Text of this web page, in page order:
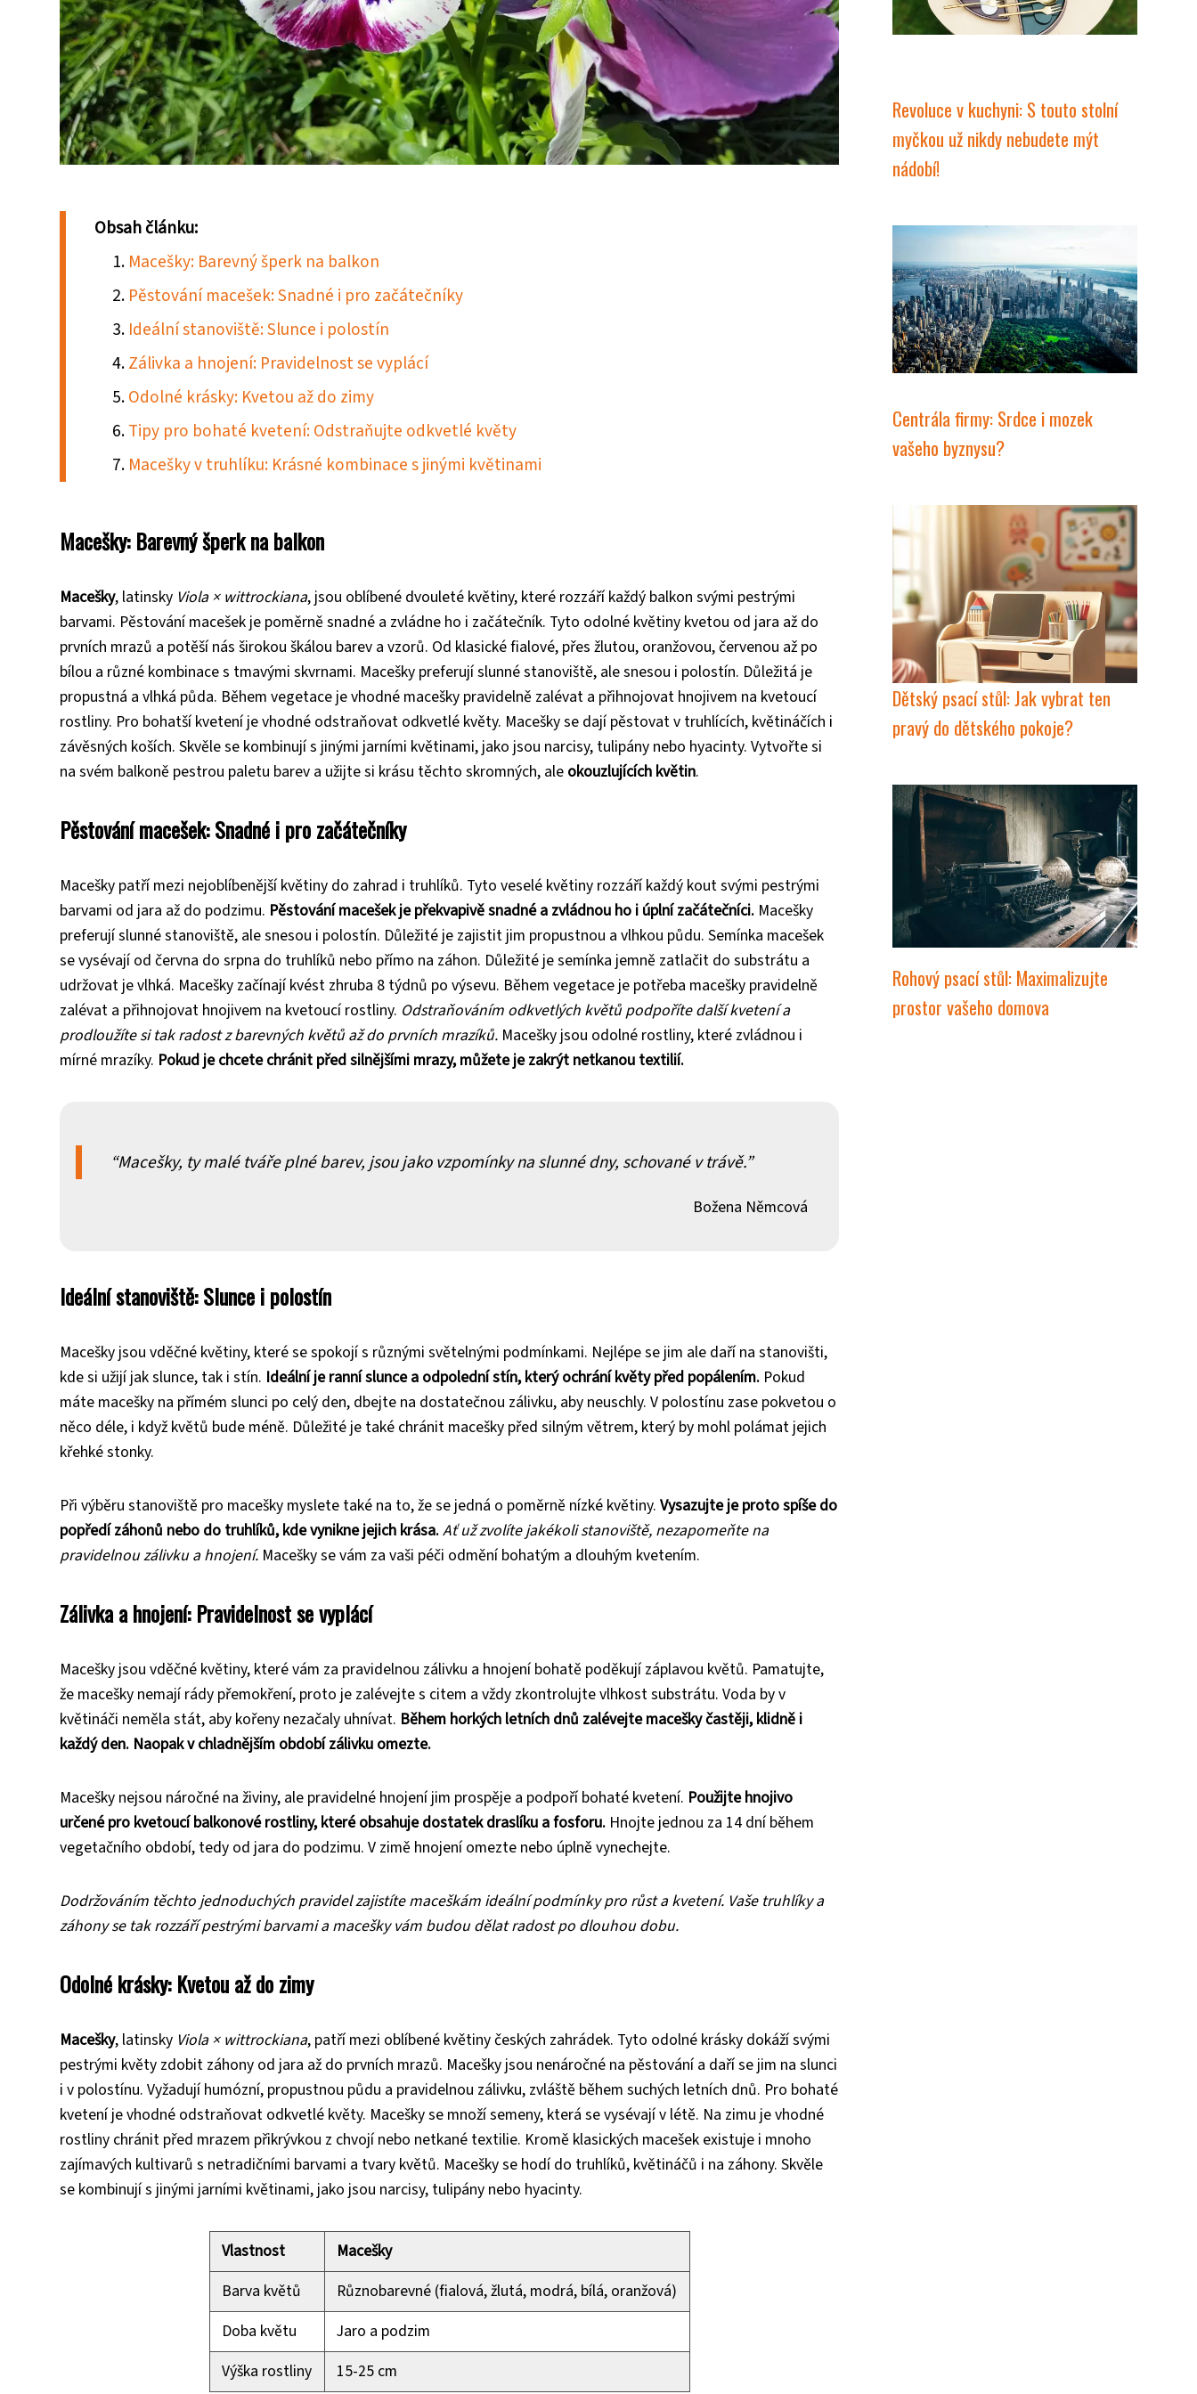
Obsah článku:
Macešky: Barevný šperk na balkon
Pěstování macešek: Snadné i pro začátečníky
Ideální stanoviště: Slunce i polostín
Zálivka a hnojení: Pravidelnost se vyplácí
Odolné krásky: Kvetou až do zimy
Tipy pro bohaté kvetení: Odstraňujte odkvetlé květy
Macešky v truhlíku: Krásné kombinace s jinými květinami
Macešky: Barevný šperk na balkon
Macešky, latinsky Viola × wittrockiana, jsou oblíbené dvouleté květiny, které rozzáří každý balkon svými pestrými
barvami. Pěstování macešek je poměrně snadné a zvládne ho i začátečník. Tyto odolné květiny kvetou od jara až do
prvních mrazů a potěší nás širokou škálou barev a vzorů. Od klasické fialové, přes žlutou, oranžovou, červenou až po
bílou a různé kombinace s tmavými skvrnami. Macešky preferují slunné stanoviště, ale snesou i polostín. Důležitá je
propustná a vlhká půda. Během vegetace je vhodné macešky pravidelně zalévat a přihnojovat hnojivem na kvetoucí
rostliny. Pro bohatší kvetení je vhodné odstraňovat odkvetlé květy. Macešky se dají pěstovat v truhlících, květináčích i
závěsných koších. Skvěle se kombinují s jinými jarními květinami, jako jsou narcisy, tulipány nebo hyacinty. Vytvořte si
na svém balkoně pestrou paletu barev a užijte si krásu těchto skromných, ale okouzlujících květin.
Pěstování macešek: Snadné i pro začátečníky
Macešky patří mezi nejoblíbenější květiny do zahrad i truhlíků. Tyto veselé květiny rozzáří každý kout svými pestrými
barvami od jara až do podzimu. Pěstování macešek je překvapivě snadné a zvládnou ho i úplní začátečníci. Macešky
preferují slunné stanoviště, ale snesou i polostín. Důležité je zajistit jim propustnou a vlhkou půdu. Semínka macešek
se vysévají od června do srpna do truhlíků nebo přímo na záhon. Důležité je semínka jemně zatlačit do substrátu a
udržovat je vlhká. Macešky začínají kvést zhruba 8 týdnů po výsevu. Během vegetace je potřeba macešky pravidelně
zalévat a přihnojovat hnojivem na kvetoucí rostliny. Odstraňováním odkvetlých květů podpoříte další kvetení a
prodloužíte si tak radost z barevných květů až do prvních mrazíků. Macešky jsou odolné rostliny, které zvládnou i
mírné mrazíky. Pokud je chcete chránit před silnějšími mrazy, můžete je zakrýt netkanou textilií.
Macešky, ty malé tváře plné barev, jsou jako vzpomínky na slunné dny, schované v trávě.
Božena Němcová
Ideální stanoviště: Slunce i polostín
Macešky jsou vděčné květiny, které se spokojí s různými světelnými podmínkami. Nejlépe se jim ale daří na stanovišti,
kde si užijí jak slunce, tak i stín. Ideální je ranní slunce a odpolední stín, který ochrání květy před popálením. Pokud
máte macešky na přímém slunci po celý den, dbejte na dostatečnou zálivku, aby neuschly. V polostínu zase pokvetou o
něco déle, i když květů bude méně. Důležité je také chránit macešky před silným větrem, který by mohl polámat jejich
křehké stonky.
Při výběru stanoviště pro macešky myslete také na to, že se jedná o poměrně nízké květiny. Vysazujte je proto spíše do
popředí záhonů nebo do truhlíků, kde vynikne jejich krása.Ať už zvolíte jakékoli stanoviště, nezapomeňte na
pravidelnou zálivku a hnojení. Macešky se vám za vaši péči odmění bohatým a dlouhým kvetením.
Zálivka a hnojení: Pravidelnost se vyplácí
Macešky jsou vděčné květiny, které vám za pravidelnou zálivku a hnojení bohatě poděkují záplavou květů. Pamatujte,
že macešky nemají rády přemokření, proto je zalévejte s citem a vždy zkontrolujte vlhkost substrátu. Voda by v
květináči neměla stát, aby kořeny nezačaly uhnívat. Během horkých letních dnů zalévejte macešky častěji, klidně i
každý den. Naopak v chladnějším období zálivku omezte.
Macešky nejsou náročné na živiny, ale pravidelné hnojení jim prospěje a podpoří bohaté kvetení. Použijte hnojivo
určené pro kvetoucí balkonové rostliny, které obsahuje dostatek draslíku a fosforu. Hnojte jednou za 14 dní během
vegetačního období, tedy od jara do podzimu. V zimě hnojení omezte nebo úplně vynechejte.
Dodržováním těchto jednoduchých pravidel zajistíte maceškám ideální podmínky pro růst a kvetení. Vaše truhlíky a
záhony se tak rozzáří pestrými barvami a macešky vám budou dělat radost po dlouhou dobu.
Odolné krásky: Kvetou až do zimy
Macešky, latinsky Viola × wittrockiana, patří mezi oblíbené květiny českých zahrádek. Tyto odolné krásky dokáží svými
pestrými květy zdobit záhony od jara až do prvních mrazů. Macešky jsou nenáročné na pěstování a daří se jim na slunci
i v polostínu. Vyžadují humózní, propustnou půdu a pravidelnou zálivku, zvláště během suchých letních dnů. Pro bohaté
kvetení je vhodné odstraňovat odkvetlé květy. Macešky se množí semeny, která se vysévají v létě. Na zimu je vhodné
rostliny chránit před mrazem přikrývkou z chvojí nebo netkané textilie. Kromě klasických macešek existuje i mnoho
zajímavých kultivarů s netradičními barvami a tvary květů. Macešky se hodí do truhlíků, květináčů i na záhony. Skvěle
se kombinují s jinými jarními květinami, jako jsou narcisy, tulipány nebo hyacinty.
Vlastnost
Macešky
Barva květů
Různobarevné (fialová, žlutá, modrá, bílá, oranžová)
Doba květu
Jaro a podzim
Výška rostliny
15-25 cm
Revoluce v kuchyni: S touto stolní
myčkou už nikdy nebudete mýt
nádobí!
Centrála firmy: Srdce i mozek
vašeho byznysu?
Dětský psací stůl: Jak vybrat ten
pravý do dětského pokoje?
Rohový psací stůl: Maximalizujte
prostor vašeho domova